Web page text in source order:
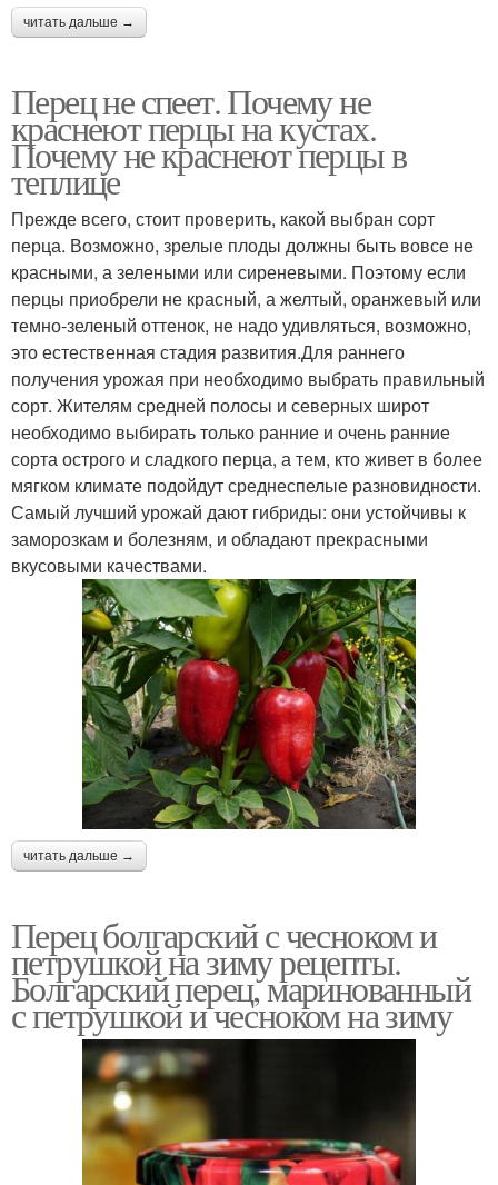
читать дальше →
Перец не спеет. Почему не
краснеют перцы на кустах.
Почему не краснеют перцы в
теплице
Прежде всего, стоит проверить, какой выбран сорт
перца. Возможно, зрелые плоды должны быть вовсе не
красными, а зелеными или сиреневыми. Поэтому если
перцы приобрели не красный, а желтый, оранжевый или
темно-зеленый оттенок, не надо удивляться, возможно,
это естественная стадия развития.Для раннего
получения урожая при необходимо выбрать правильный
сорт. Жителям средней полосы и северных широт
необходимо выбирать только ранние и очень ранние
сорта острого и сладкого перца, а тем, кто живет в более
мягком климате подойдут среднеспелые разновидности.
Самый лучший урожай дают гибриды: они устойчивы к
заморозкам и болезням, и обладают прекрасными
вкусовыми качествами.
читать дальше →
Перец болгарский с чесноком и
петрушкой на зиму рецепты.
Болгарский перец, маринованный
с петрушкой и чесноком на зиму